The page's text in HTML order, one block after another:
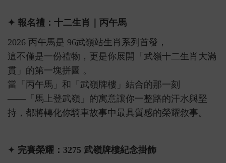
✦ 報名禮：十二生肖｜丙午馬
2026 丙午馬是 96武嶺站生肖系列首發，
這不僅是一份禮物，更是你展開「武嶺十二生肖大滿
貫」的第一塊拼圖 。
當「丙午馬」和「武嶺牌樓」結合的那一刻
——「馬上登武嶺」的寓意讓你一整路的汗水與堅
持，都將轉化你騎車故事中最具質感的榮耀敘事。
✦ 完賽榮耀：3275 武嶺牌樓紀念掛飾
賽事搜尋